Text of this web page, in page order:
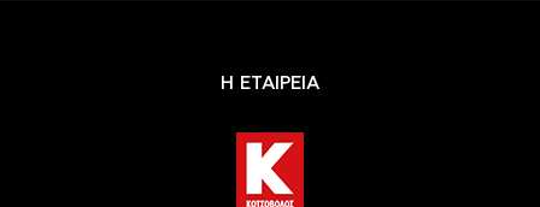
Η ΕΤΑΙΡΕΙΑ